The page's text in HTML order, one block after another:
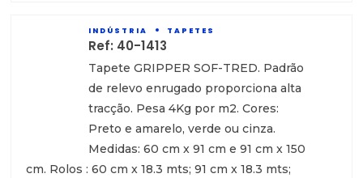
INDÚSTRIA TAPETES
Ref: 40-1413
Tapete GRIPPER SOF-TRED. Padrão
de relevo enrugado proporciona alta
tracção. Pesa 4Kg por m2. Cores:
Preto e amarelo, verde ou cinza.
Medidas: 60 cm x 91 cm e 91 cm x 150
cm. Rolos : 60 cm x 18.3 mts; 91 cm x 18.3 mts;